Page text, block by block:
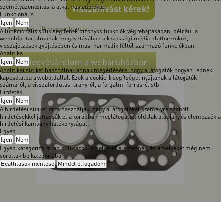
személyazonosításra alkalmas adatokat.
Funkcionális
Igen Nem
A funkcionális sütik segítenek bizonyos funkciók végrehajtásában, például a
weboldal tartalmának megosztásában a közösségi média platformokon,
visszajelzések gyűjtésében és más, harmadik féltől származó funkciókban.
Analitika
Igen Nem
Analitikai sütiket használnak annak megértésére, hogy a látogatók hogyan lépnek
kapcsolatba a weboldallal. Ezek a cookie-k segítséget nyújtanak a látogatók
számáról, a visszafordulási arányról, a forgalmi forrásról stb.
Hirdetés
Igen Nem
A hirdetési sütiket arra használják, hogy a látogatókat személyre szabott
hirdetésekkel juttassák el a korábban meglátogatott oldalak alapján, és elemezzék a
hirdetési kampány hatékonyságát.
Egyéb
Igen Nem
Egyéb kategorizálatlan sütik azok, amelyeket elemeznek, és amelyeket még nem
soroltak be kategóriába.
Beállítások mentése Mindet elfogadom
Visszahívást kérek!
Kézzel készült magyar termék.
Megvásárolom a webáruházban